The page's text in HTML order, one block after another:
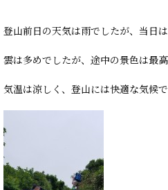
登山前日の天気は雨でしたが、当日
雲は多めでしたが、途中の景色は最
気温は涼しく、登山には快適な気候